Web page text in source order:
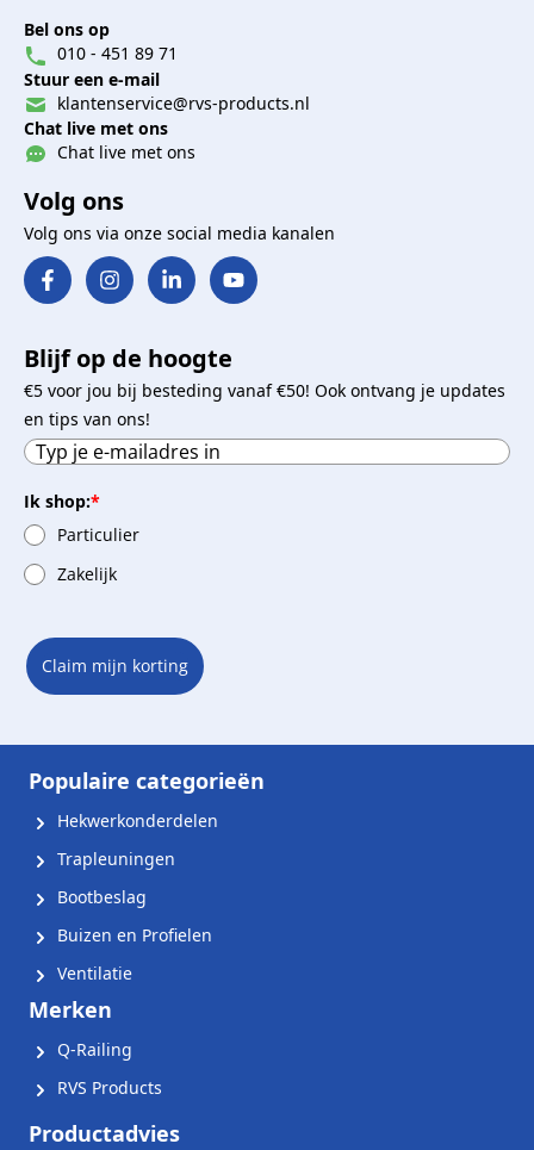
Bel ons op
010 - 451 89 71
Stuur een e-mail
klantenservice@rvs-products.nl
Chat live met ons
Chat live met ons
Volg ons
Volg ons via onze social media kanalen
Blijf op de hoogte
€5 voor jou bij besteding vanaf €50! Ook ontvang je updates
en tips van ons!
Ik shop:*
Particulier
Zakelijk
Claim mijn korting
Populaire categorieën
Hekwerkonderdelen
Trapleuningen
Bootbeslag
Buizen en Profielen
Ventilatie
Merken
Q-Railing
RVS Products
Productadvies